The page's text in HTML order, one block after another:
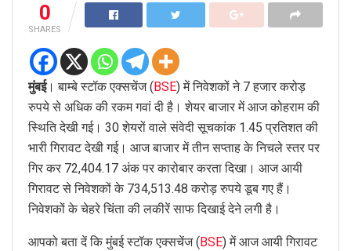
0
SHARES
मुंबई। बाम्बे स्टॉक एक्सचेंज ( BSE) में निवेशकों ने 7 हजार करोड़
रुपये से अधिक की रकम गवां दी है। शेयर बाजार में आज कोहराम की
स्थिति देखी गई। 30 शेयरों वाले संवेदी सूचकांक 1.45 प्रतिशत की
भारी गिरावट देखी गई। आज बाजार में तीन सप्ताह के निचले स्तर पर
गिर कर 72,404.17 अंक पर कारोबार करता दिखा। आज आयी
गिरावट से निवेशकों के 734,513.48 करोड़ रुपये डूब गए हैं।
निवेशकों के चेहरे चिंता की लकीरें साफ दिखाई देने लगी है।
आपको बता दें कि मुंबई स्टॉक एक्सचेंज ( BSE) में आज आयी गिरावट